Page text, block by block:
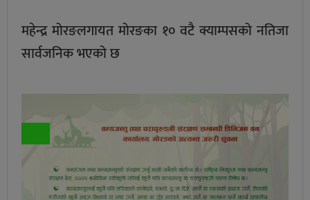
महेन्द्र मोरङलगायत मोरङका १० वटै क्याम्पसको नतिजा
सार्वजनिक भएको छ